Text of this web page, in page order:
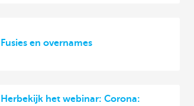
Fusies en overnames
Herbekijk het webinar: Corona: